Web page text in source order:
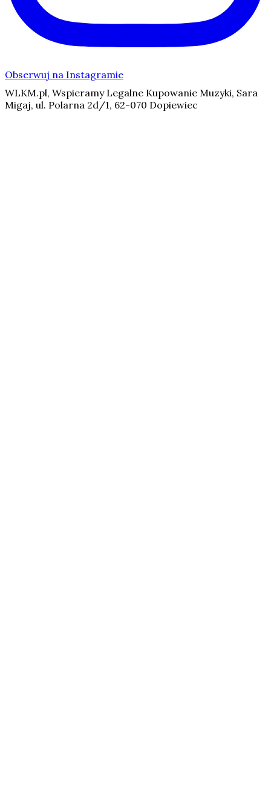
Obserwuj na Instagramie
WLKM.pl, Wspieramy Legalne Kupowanie Muzyki, Sara
Migaj, ul. Polarna 2d/1, 62-070 Dopiewiec